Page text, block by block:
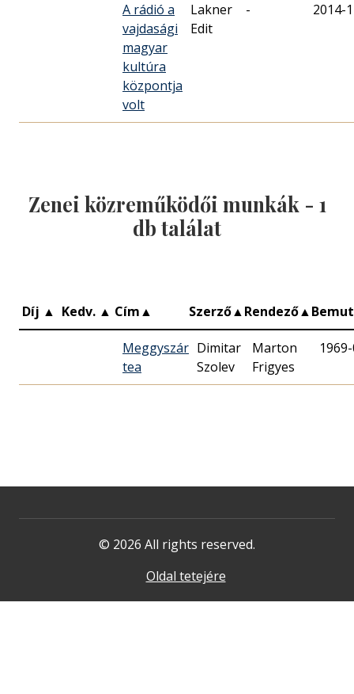
A rádió a
vajdasági
magyar
kultúra
központja
volt
Lakner
Edit
- 2014-
Zenei közreműködői munkák - 1
db találat
Díj ▲ Kedv. ▲ Cím▲ Szerző▲Rendező▲
Meggyszár
tea
Dimitar
Szolev
Marton
Frigyes
© 2026 All rights reserved.
Oldal tetejére